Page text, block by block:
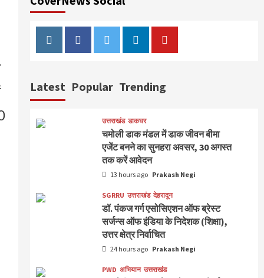
InstagramFacebookTwitterLinkedinYoutube
Latest Popular Trending
उत्तराखंड डाकघर
चमोली डाक मंडल में डाक जीवन बीमा
एजेंट बनने का सुनहरा अवसर, 30 अगस्त
तक करें आवेदन
13 hours ago Prakash Negi
SGRRU उत्तराखंड देहरादून
डॉ. पंकज गर्ग एसोसिएशन ऑफ ब्रेस्ट
सर्जन्स ऑफ इंडिया के निदेशक (शिक्षा),
उत्तर क्षेत्र निर्वाचित
24 hours ago Prakash Negi
PWD अभियान उत्तराखंड